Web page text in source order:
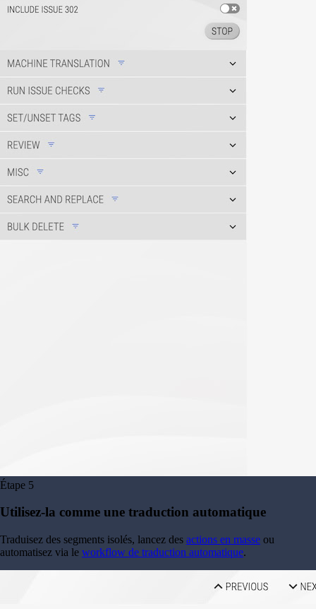
Étape 5
Utilisez-la comme une traduction automatique
Traduisez des segments isolés, lancez des actions en masse ou
automatisez via le workflow de traduction automatique.